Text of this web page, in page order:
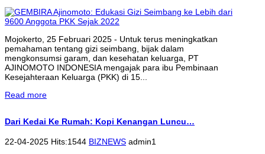
Mojokerto, 25 Februari 2025 - Untuk terus meningkatkan
pemahaman tentang gizi seimbang, bijak dalam
mengkonsumsi garam, dan kesehatan keluarga, PT
AJINOMOTO INDONESIA mengajak para ibu Pembinaan
Kesejahteraan Keluarga (PKK) di 15...
Read more
Dari Kedai Ke Rumah: Kopi Kenangan Luncu…
22-04-2025 Hits:1544 BIZNEWS admin1